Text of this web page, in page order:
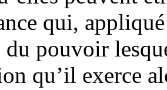
qui,
du pouvoir
qu’il exerce